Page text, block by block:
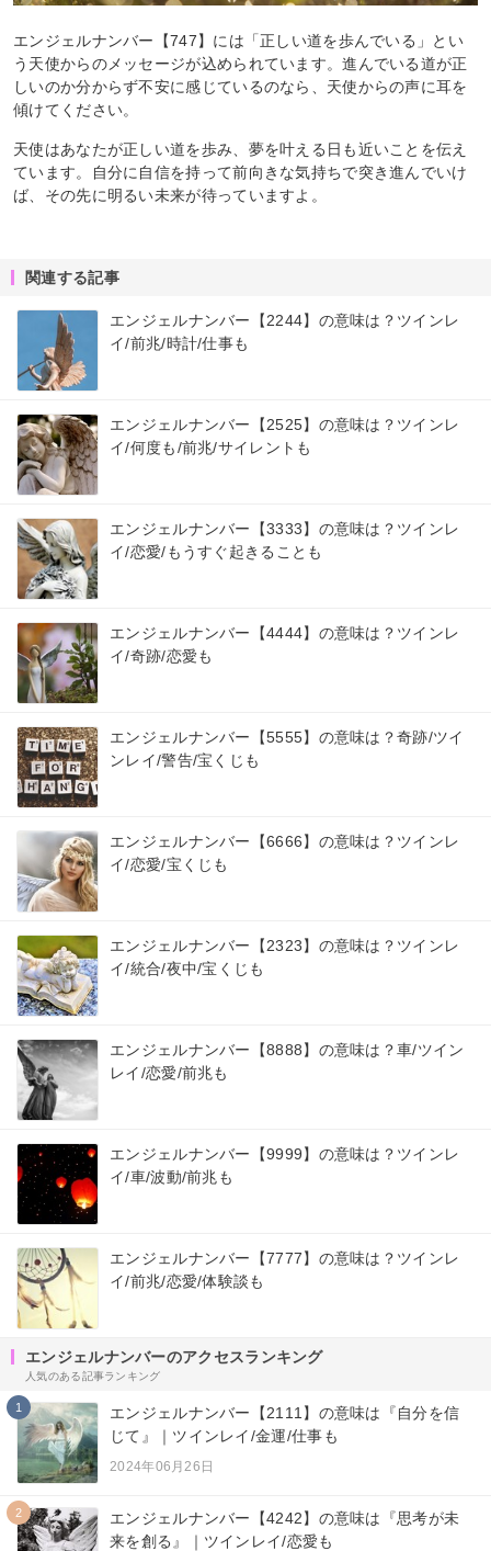
エンジェルナンバー【747】には「正しい道を歩んでいる」とい
う天使からのメッセージが込められています。進んでいる道が正
しいのか分からず不安に感じているのなら、天使からの声に耳を
傾けてください。
天使はあなたが正しい道を歩み、夢を叶える日も近いことを伝え
ています。自分に自信を持って前向きな気持ちで突き進んでいけ
ば、その先に明るい未来が待っていますよ。
関連する記事
エンジェルナンバー【2244】の意味は？ツインレ
イ/前兆/時計/仕事も
エンジェルナンバー【2525】の意味は？ツインレ
イ/何度も/前兆/サイレントも
エンジェルナンバー【3333】の意味は？ツインレ
イ/恋愛/もうすぐ起きることも
エンジェルナンバー【4444】の意味は？ツインレ
イ/奇跡/恋愛も
エンジェルナンバー【5555】の意味は？奇跡/ツイ
ンレイ/警告/宝くじも
エンジェルナンバー【6666】の意味は？ツインレ
イ/恋愛/宝くじも
エンジェルナンバー【2323】の意味は？ツインレ
イ/統合/夜中/宝くじも
エンジェルナンバー【8888】の意味は？車/ツイン
レイ/恋愛/前兆も
エンジェルナンバー【9999】の意味は？ツインレ
イ/車/波動/前兆も
エンジェルナンバー【7777】の意味は？ツインレ
イ/前兆/恋愛/体験談も
エンジェルナンバーのアクセスランキング
人気のある記事ランキング
1
エンジェルナンバー【2111】の意味は『自分を信
じて』｜ツインレイ/金運/仕事も
2024年06月26日
2
エンジェルナンバー【4242】の意味は『思考が未
来を創る』｜ツインレイ/恋愛も